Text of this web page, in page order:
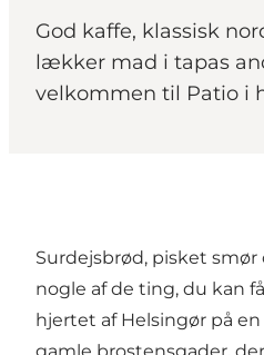
God kaffe, klassisk
lækker mad i tapas
velkommen til Patio i
Surdejsbrød, pisket
nogle af de ting, du kan
hjertet af Helsingør på